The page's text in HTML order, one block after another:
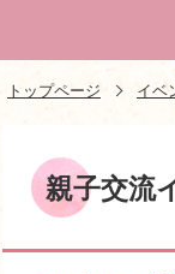
トップページ イベ
親子交流